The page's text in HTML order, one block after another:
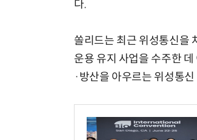
다.
쏠리드는 최근 위성통신을
운용 유지 사업을 수주한
·방산을 아우르는 위성통